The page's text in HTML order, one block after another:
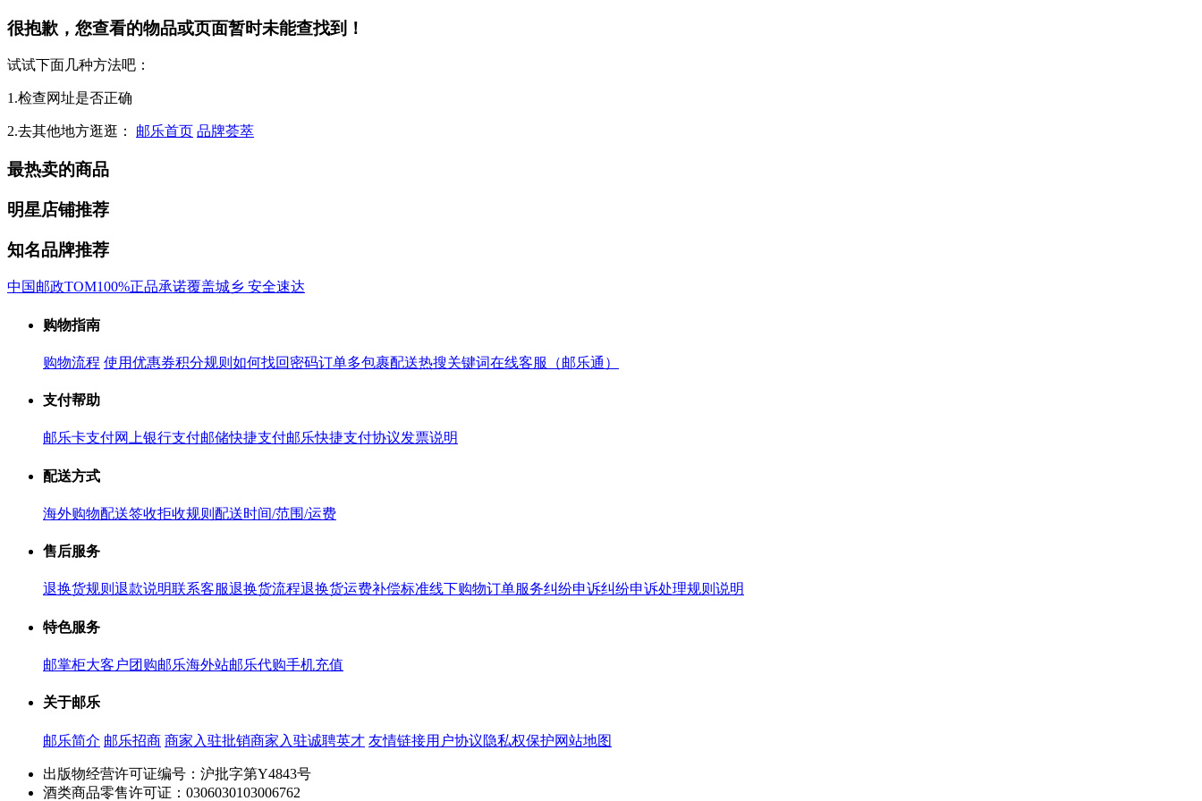
很抱歉，您查看的物品或页面暂时未能查找到！
试试下面几种方法吧：
1.检查网址是否正确
2.去其他地方逛逛： 邮乐首页 品牌荟萃
最热卖的商品
明星店铺推荐
知名品牌推荐
中国邮政TOM100%正品承诺覆盖城乡 安全速达
购物指南
购物流程 使用优惠券积分规则 如何找回密码订单多包裹配送热搜关键词在线客服（邮乐通）
支付帮助
邮乐卡支付网上银行支付邮储快捷支付邮乐快捷支付协议发票说明
配送方式
海外购物配送签收拒收规则 配送时间/范围/运费
售后服务
退换货规则 退款说明联系客服退换货流程退换货运费补偿标准线下购物订单服务纠纷申诉纠纷申诉处理规则说明
特色服务
邮掌柜大客户团购邮乐海外站邮乐代购手机充值
关于邮乐
邮乐简介 邮乐招商 商家入驻批销商家入驻诚聘英才 友情链接用户协议隐私权保护网站地图
出版物经营许可证编号：沪批字第Y4843号
酒类商品零售许可证：0306030103006762